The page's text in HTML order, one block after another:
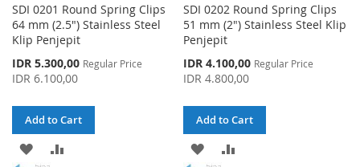
SDI 0201 Round Spring Clips
64 mm (2.5") Stainless Steel
Klip Penjepit
Special
Price
IDR 5.300,00 Regular Price
IDR 6.100,00
Add to Cart
ADD
SDI 0202 Round Spring Clips
51 mm (2") Stainless Steel Klip
Penjepit
Special
Price
IDR 4.100,00 Regular Price
IDR 4.800,00
Add to Cart
ADD